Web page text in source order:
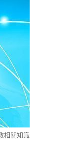
相關知識